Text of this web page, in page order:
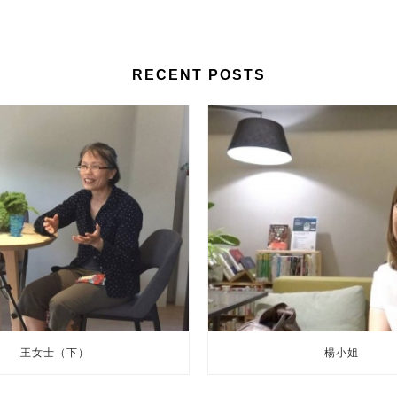
RECENT POSTS
王女士（下） 楊小姐